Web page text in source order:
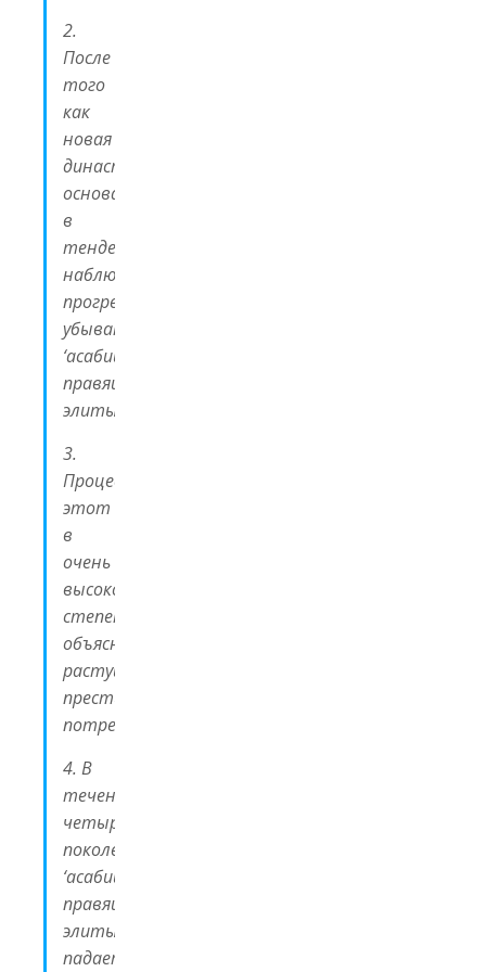
2.
После
того
как
новая
династия
основана,
в
тенденции
наблюдается
прогрессирующее
убывание
‘асабиййи
правящей
элиты.
3.
Процесс
этот
в
очень
высокой
степени
объясняется
растущим
престижным
потреблением.
4. В
течении
четырёх
поколений
‘асабиййа
правящей
элиты
падает